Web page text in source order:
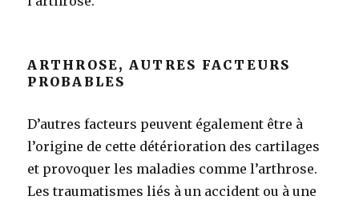
ARTHROSE, AUTRES FACTEURS
PROBABLES
D’autres facteurs peuvent également être à
l’origine de cette détérioration des cartilages
et provoquer les maladies comme l’arthrose.
Les traumatismes liés à un accident ou à une